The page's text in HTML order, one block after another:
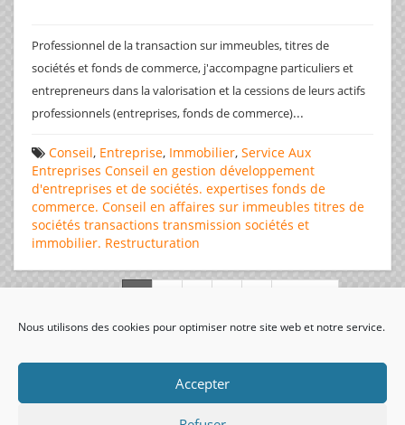
Nous utilisons des cookies pour optimiser notre site web et notre service.
Accepter
Professionnel de la transaction sur immeubles, titres de
sociétés et fonds de commerce, j'accompagne particuliers et
entrepreneurs dans la valorisation et la cessions de leurs actifs
professionnels (entreprises, fonds de commerce)...
Conseil, Entreprise, Immobilier, Service Aux
Entreprises Conseil en gestion développement
d'entreprises et de sociétés. expertises fonds de
commerce. Conseil en affaires sur immeubles titres de
sociétés transactions transmission sociétés et
immobilier. Restructuration
visiteurs uniques: